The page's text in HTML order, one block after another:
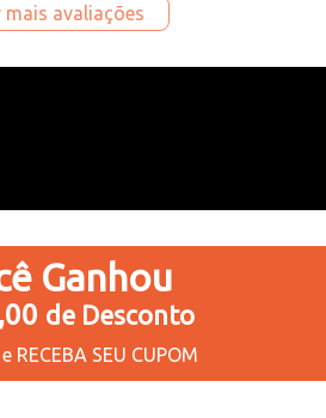
mais avaliações
Ganhou
de Desconto
RECEBA SEU CUPOM